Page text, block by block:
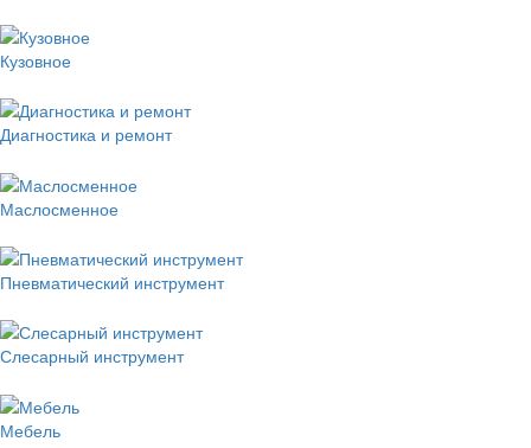
Кузовное
Диагностика и ремонт
Маслосменное
Пневматический инструмент
Слесарный инструмент
Мебель